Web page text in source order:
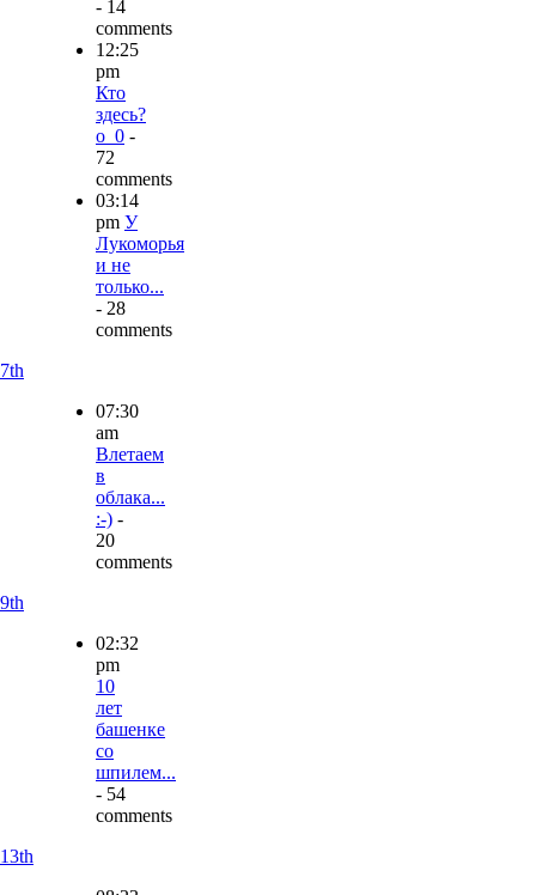
- 14
comments
12:25
pm
Кто
здесь?
о_0 -
72
comments
03:14
pm У
Лукоморья
и не
только...
- 28
comments
7th
07:30
am
Влетаем
в
облака...
:-) -
20
comments
9th
02:32
pm
10
лет
башенке
со
шпилем...
- 54
comments
13th